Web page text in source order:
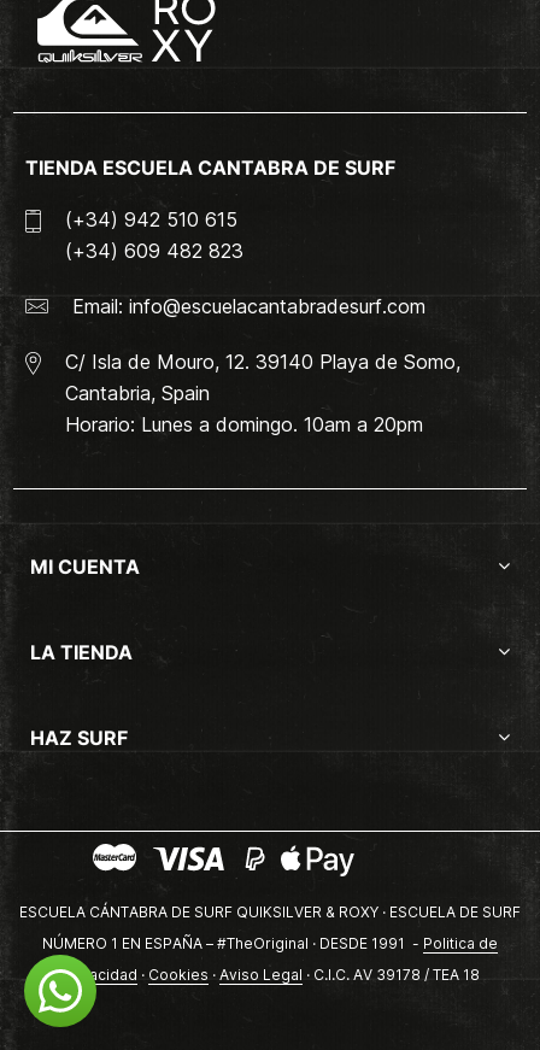
TIENDA ESCUELA CANTABRA DE SURF
(+34) 942 510 615
(+34) 609 482 823
Email: info@escuelacantabradesurf.com
C/ Isla de Mouro, 12. 39140 Playa de Somo,
Cantabria, Spain
Horario: Lunes a domingo. 10am a 20pm
MI CUENTA
LA TIENDA
HAZ SURF
ESCUELA CÁNTABRA DE SURF QUIKSILVER & ROXY · ESCUELA DE SURF
NÚMERO 1 EN ESPAÑA – #TheOriginal · DESDE 1991 - Politica de
privacidad · Cookies · Aviso Legal · C.I.C. AV 39178 / TEA 18